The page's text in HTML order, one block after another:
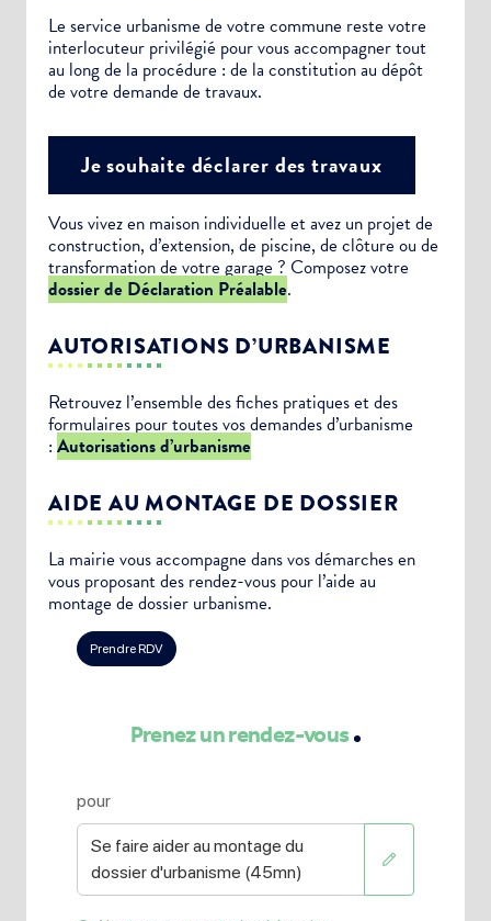
Le service urbanisme de votre commune reste votre
interlocuteur privilégié pour vous accompagner tout
au long de la procédure : de la constitution au dépôt
de votre demande de travaux.
Je souhaite déclarer des travaux
Vous vivez en maison individuelle et avez un projet de
construction, d’extension, de piscine, de clôture ou de
transformation de votre garage ? Composez votre
dossier de Déclaration Préalable.
AUTORISATIONS D’URBANISME
Retrouvez l’ensemble des fiches pratiques et des
formulaires pour toutes vos demandes d’urbanisme
: Autorisations d’urbanisme
AIDE AU MONTAGE DE DOSSIER
La mairie vous accompagne dans vos démarches en
vous proposant des rendez-vous pour l’aide au
montage de dossier urbanisme.